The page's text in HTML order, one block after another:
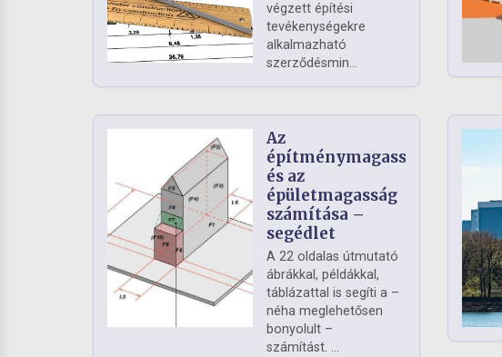
végzett építési
tevékenységekre
alkalmazható
szerződésmin...
Az
építménymagasság
és az
épületmagasság
számítása –
segédlet
A 22 oldalas útmutató
ábrákkal, példákkal,
táblázattal is segíti a –
néha meglehetősen
bonyolult –
számítást. ...